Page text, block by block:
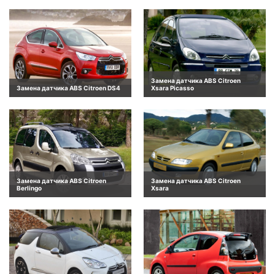
Замена датчика ABS Citroen DS4
Замена датчика ABS Citroen
Xsara Picasso
Замена датчика ABS Citroen
Berlingo
Замена датчика ABS Citroen
Xsara